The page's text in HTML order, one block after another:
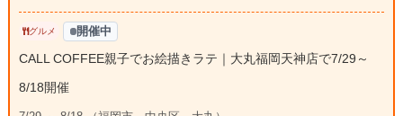
グルメ 開催中
CALL COFFEE親子でお絵描きラテ｜大丸福岡天神店で7/29～
8/18開催